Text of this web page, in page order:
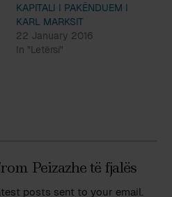
KAPITALI I PAKËNDUEM I
KARL MARKSIT
22 January 2016
In "Letërsi"
Peizazhe të fjalës
posts sent to your email.